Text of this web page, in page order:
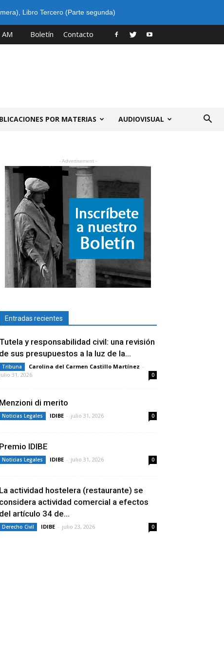
Libro Tercero (Parte segunda)
Boletín Contacto
POR MATERIAS AUDIOVISUAL
- Advertisement -
Entradas recientes
Tutela y responsabilidad civil: una revisión
de sus presupuestos a la luz de la...
Tribuna Carolina del Carmen Castillo Martínez -
julio 31, 2026
0
Menzioni di merito
Noticias Legales IDIBE - julio 31, 2026 0
Premio IDIBE
Noticias Legales IDIBE - julio 31, 2026 0
La actividad hostelera (restaurante) se
considera actividad comercial a efectos
del artículo 34 de...
Derecho Civil IDIBE - julio 23, 2026 0